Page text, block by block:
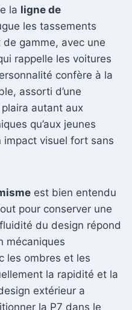
la ligne de
les tassements
gamme, avec une
rappelle les voitures
confère à la
assorti d’une
autant aux
qu’aux jeunes
impact visuel fort sans
est bien entendu
pour conserver une
du design répond
mécaniques
les ombres et les
la rapidité et la
extérieur a
la P7 dans le